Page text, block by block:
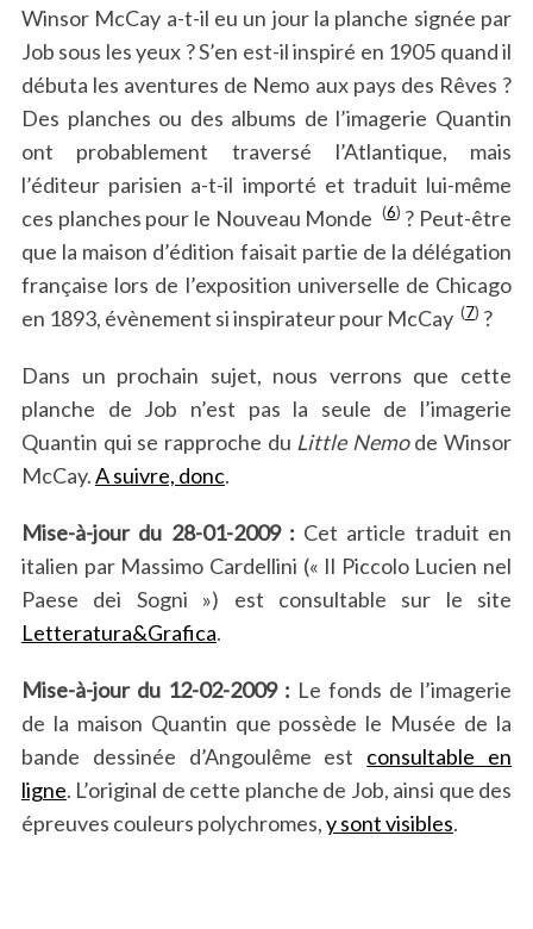
Winsor McCay a-t-il eu un jour la planche signée par
Job sous les yeux ? S’en est-il inspiré en 1905 quand il
débuta les aventures de Nemo aux pays des Rêves ?
Des planches ou des albums de l’imagerie Quantin
ont probablement traversé l’Atlantique, mais
l’éditeur parisien a-t-il importé et traduit lui-même
ces planches pour le Nouveau Monde (6) ? Peut-être
que la maison d’édition faisait partie de la délégation
française lors de l’exposition universelle de Chicago
en 1893, évènement si inspirateur pour McCay (7) ?
Dans un prochain sujet, nous verrons que cette
planche de Job n’est pas la seule de l’imagerie
Quantin qui se rapproche du Little Nemode Winsor
McCay.A suivre, donc.
Mise-à-jour du 28-01-2009 : Cet article traduit en
italien par Massimo Cardellini (« Il Piccolo Lucien nel
Paese dei Sogni ») est consultable sur le site
Letteratura&Grafica.
Mise-à-jour du 12-02-2009 : Le fonds de l’imagerie
de la maison Quantin que possède le Musée de la
bande dessinée d’Angoulême est consultable en
ligne. L’original de cette planche de Job, ainsi que des
épreuves couleurs polychromes,y sont visibles.